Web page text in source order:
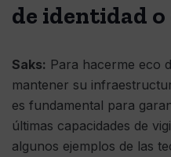
de identidad o
Saks: Para hacerme eco
mantener su
es fundamental para
últimas capacidades de
algunos ejemplos de las